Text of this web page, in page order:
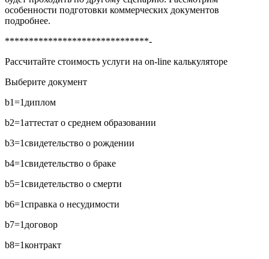
особенности подготовки коммерческих документов
подробнее.
******************************-
Рассчитайте стоимость услуги на on-line калькуляторе
Выберите документ
b1=1 диплом
b2=1аттестат о среднем образовании
b3=1свидетельство о рождении
b4=1свидетельство о браке
b5=1свидетельство о смерти
b6=1справка о несудимости
b7=1 договор
b8=1контракт